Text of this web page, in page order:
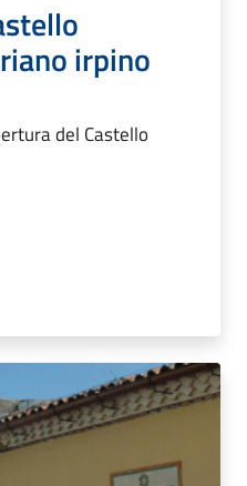
irpino
del Castello